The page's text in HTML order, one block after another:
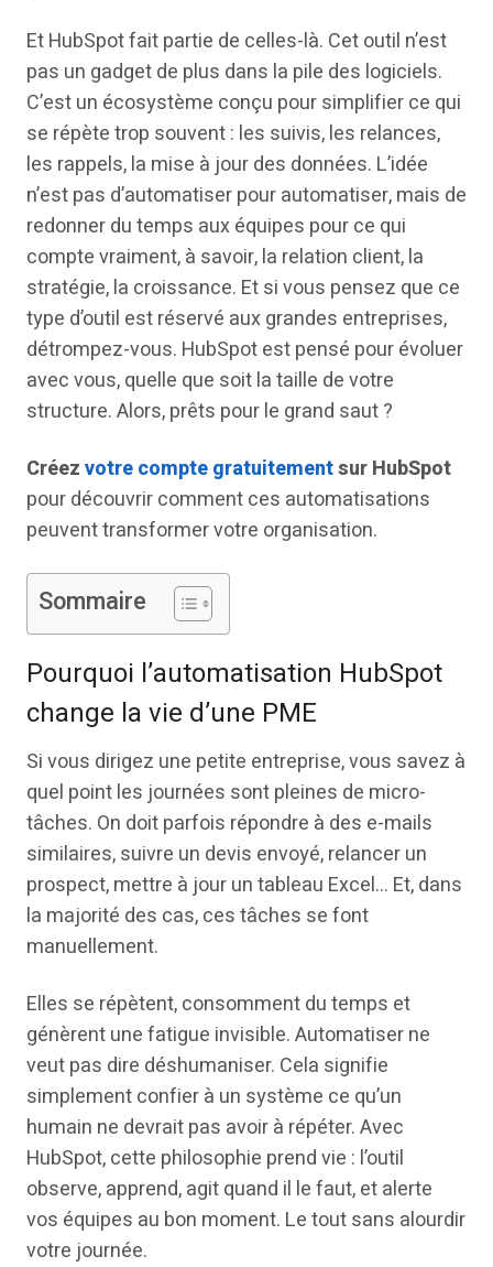
Et HubSpot fait partie de celles-là. Cet outil n’est
pas un gadget de plus dans la pile des logiciels.
C’est un écosystème conçu pour simplifier ce qui
se répète trop souvent : les suivis, les relances,
les rappels, la mise à jour des données. L’idée
n’est pas d’automatiser pour automatiser, mais de
redonner du temps aux équipes pour ce qui
compte vraiment, à savoir, la relation client, la
stratégie, la croissance. Et si vous pensez que ce
type d’outil est réservé aux grandes entreprises,
détrompez-vous. HubSpot est pensé pour évoluer
avec vous, quelle que soit la taille de votre
structure. Alors, prêts pour le grand saut ?
Créezvotre compte gratuitementsur HubSpot
pour découvrir comment ces automatisations
peuvent transformer votre organisation.
Sommaire
Pourquoi l’automatisation HubSpot
change la vie d’une PME
Si vous dirigez une petite entreprise, vous savez à
quel point les journées sont pleines de micro-
tâches. On doit parfois répondre à des e-mails
similaires, suivre un devis envoyé, relancer un
prospect, mettre à jour un tableau Excel… Et, dans
la majorité des cas, ces tâches se font
manuellement.
Elles se répètent, consomment du temps et
génèrent une fatigue invisible. Automatiser ne
veut pas dire déshumaniser. Cela signifie
simplement confier à un système ce qu’un
humain ne devrait pas avoir à répéter. Avec
HubSpot, cette philosophie prend vie : l’outil
observe, apprend, agit quand il le faut, et alerte
vos équipes au bon moment. Le tout sans alourdir
votre journée.